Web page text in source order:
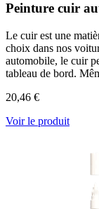
Peinture cuir
Le cuir est une
choix dans nos
automobile, le cuir
tableau de bord.
20,46 €
Voir le produit